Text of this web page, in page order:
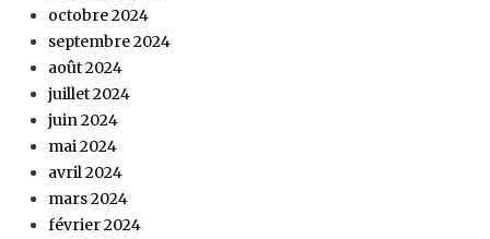
octobre 2024
septembre 2024
août 2024
juillet 2024
juin 2024
mai 2024
avril 2024
mars 2024
février 2024